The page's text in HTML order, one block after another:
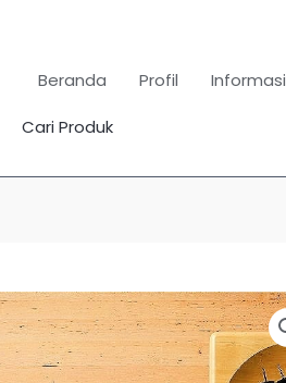
Beranda Profil Informasi
Cari ProdukSearch